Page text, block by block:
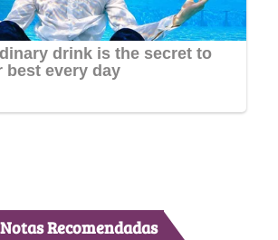
Notas Recomendadas